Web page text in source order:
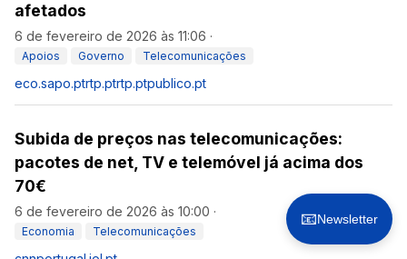
afetados
6 de fevereiro de 2026 às 11:06 ·
Apoios Governo Telecomunicações
eco.sapo.ptrtp.ptrtp.ptpublico.pt
Subida de preços nas telecomunicações:
pacotes de net, TV e telemóvel já acima dos
70€
6 de fevereiro de 2026 às 10:00 ·
Economia Telecomunicações
📧Newsletter